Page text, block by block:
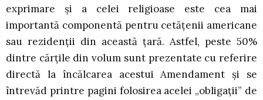
exprimare şi a celei religioase este cea mai
importantă componentă pentru cetăţenii americane
sau rezidenţii din această ţară. Astfel, peste 50%
dintre cărţile din volum sunt prezentate cu referire
directă la încălcarea acestui Amendament şi se
întrevăd printre pagini folosirea acelei „obligaţii” de